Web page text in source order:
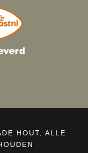
HOUT, ALLE